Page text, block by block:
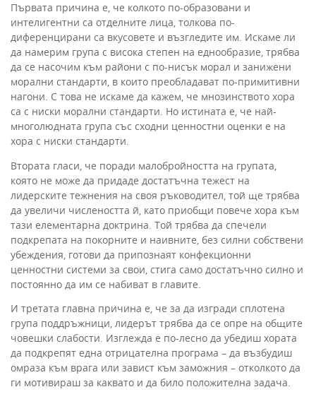
Първата причина е, че колкото по-образовани и
интелигентни са отделните лица, толкова по-
диференцирани са вкусовете и възгледите им. Искаме ли
да намерим група с висока степен на еднообразие, трябва
да се насочим към райони с по-нисък морал и занижени
морални стандарти, в които преобладават по-примитивни
нагони. С това не искаме да кажем, че мнозинството хора
са с ниски морални стандарти. Но истината е, че най-
многолюдната група със сходни ценностни оценки е на
хора с ниски стандарти.
Втората гласи, че поради малобройността на групата,
която не може да придаде достатъчна тежест на
лидерските тежнения на своя ръководител, той ще трябва
да увеличи числеността й, като приобщи повече хора към
тази елементарна доктрина. Той трябва да спечели
подкрепата на покорните и наивните, без силни собствени
убеждения, готови да припознаят конфекционни
ценностни системи за свои, стига само достатъчно силно и
постоянно да им се набиват в главите.
И третата главна причина е, че за да изгради сплотена
група поддръжници, лидерът трябва да се опре на общите
човешки слабости. Изглежда е по-лесно да убедиш хората
да подкрепят една отрицателна програма – да възбудиш
омраза към врага или завист към заможния – отколкото да
ги мотивираш за каквато и да било положителна задача.